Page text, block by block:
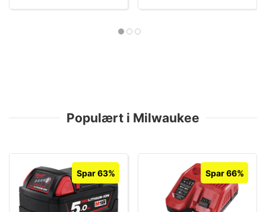
Populært i Milwaukee
Spar 63% Spar 66%